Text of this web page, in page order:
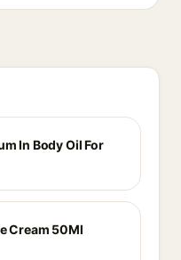
In Body Oil For
Cream 50Ml